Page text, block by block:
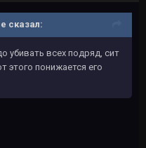
сказал:
убивать всех подряд, сит
этого понижается его